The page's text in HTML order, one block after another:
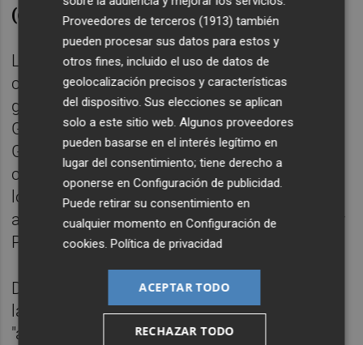
(coordinadores generales).
Las retribuciones e indemnizaciones a los
concejales así como la asignación a los
grupos políticos recibió los votos a favor del
Gobierno (PP) y PSOE, en contra de Vox y
Grupo Mixto, y la abstención de MC. En el
caso de la segunda propuesta, la referida a
los coordinadores generales, ha resultado
acordad con los votos a favor del Gobierno y
PSOE, y en contra de MC, Vox y Grupo Mixto.
De hecho, una vez conocido el resultado de
las votaciones, Castejón expresó su
"asombro" tras "comprobar que los rumores"
Proveedores de terceros (1913) también
pueden procesar sus datos para estos y
otros fines, incluido el uso de datos de
geolocalización precisos y características
del dispositivo. Sus elecciones se aplican
solo a este sitio web. Algunos proveedores
pueden basarse en el interés legítimo en
lugar del consentimiento; tiene derecho a
oponerse enConfiguración de publicidad
Puede retirar su consentimiento en
cualquier momento enConfiguración de
cookies .Política de privacidad
ACEPTAR TODO
RECHAZAR TODO